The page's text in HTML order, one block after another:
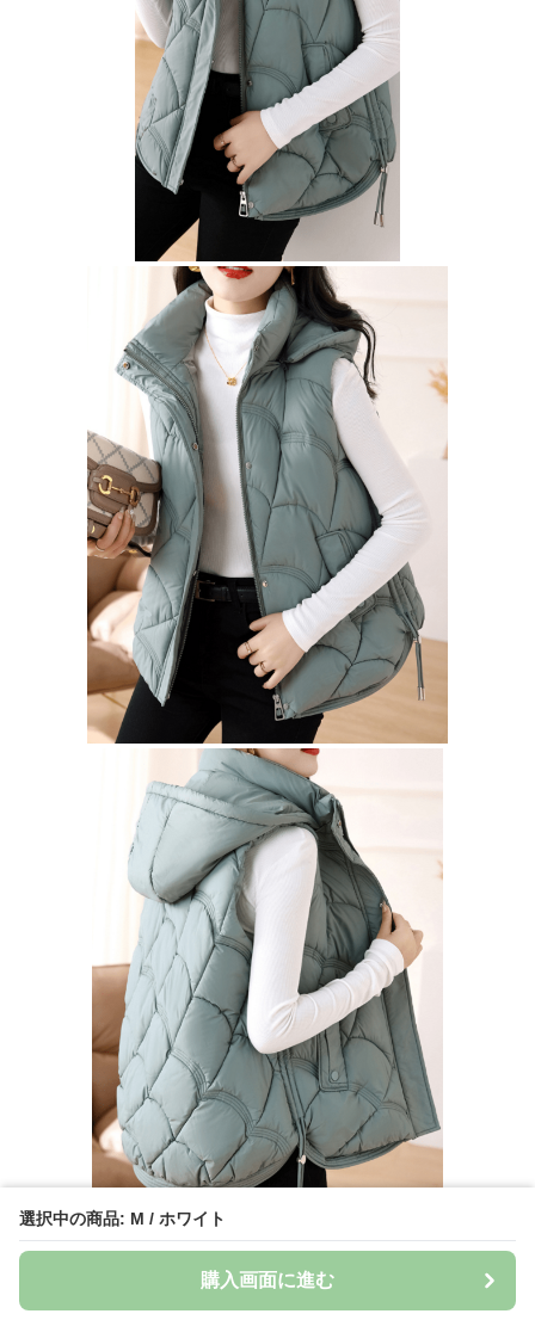
選択中の商品: M / ホワイト
購入画面に進む